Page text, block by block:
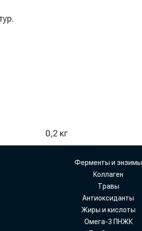
0,2 кг
Ферменты и энзимы
Коллаген
Травы
Антиоксиданты
Жиры и кислоты
Омега-3 ПНЖК